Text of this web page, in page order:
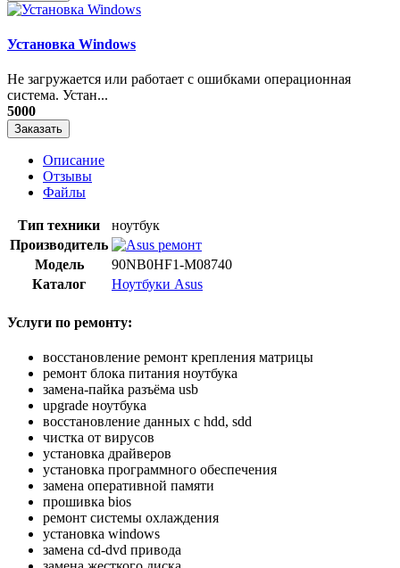
Установка Windows
Не загружается или работает с ошибками операционная
система. Устан...
5000
Заказать
Описание
Отзывы
Файлы
Тип техники
ноутбук
Производитель
Модель
90NB0HF1-M08740
Каталог
Ноутбуки Asus
Услуги по ремонту:
восстановление ремонт крепления матрицы
ремонт блока питания ноутбука
замена-пайка разъёма usb
upgrade ноутбука
восстановление данных с hdd, sdd
чистка от вирусов
установка драйверов
установка программного обеспечения
замена оперативной памяти
прошивка bios
ремонт системы охлаждения
установка windows
замена cd-dvd привода